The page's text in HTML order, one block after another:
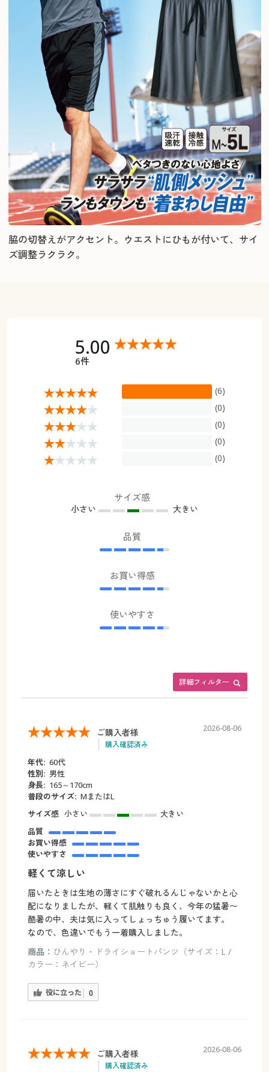
脇の切替えがアクセント。ウエストにひもが付いて、サイ
ズ調整ラクラク。
5.00
6件
(6)
(0)
(0)
(0)
(0)
サイズ感
小さい 大きい
品質
お買い得感
使いやすさ
詳細フィルター
ご購入者様
購入確認済み
2026-08-06
年代: 60代
性別: 男性
身長: 165～170cm
普段のサイズ: MまたはL
サイズ感 小さい
大きい
品質
お買い得感
使いやすさ
軽くて涼しい
届いたときは生地の薄さにすぐ破れるんじゃないかと心
配になりましたが、軽くて肌触りも良く、今年の猛暑〜
酷暑の中、夫は気に入ってしょっちゅう履いてます。
なので、色違いでもう一着購入しました。
商品： ひんやり・ドライショートパンツ（サイズ：L /
カラー：ネイビー）
役に立った 0
ご購入者様
購入確認済み
2026-08-06